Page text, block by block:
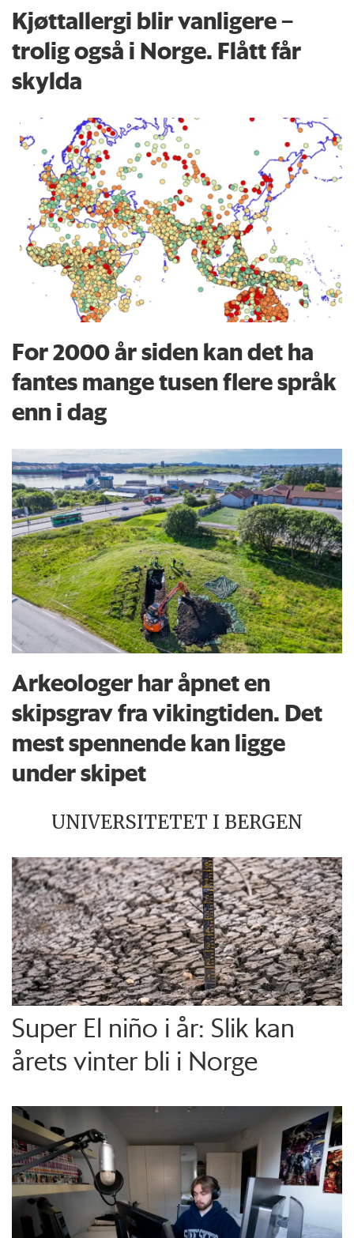
Kjøttallergi blir vanligere –
trolig også i Norge. Flått får
skylda
For 2000 år siden kan det ha
fantes mange tusen flere språk
enn i dag
Arkeologer har åpnet en
skipsgrav fra vikingtiden. Det
mest spennende kan ligge
under skipet
UNIVERSITETET I BERGEN
Super El niño i år: Slik kan
årets vinter bli i Norge